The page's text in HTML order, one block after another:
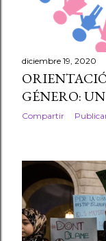
diciembre 19, 2020
GÉNERO:
Compartir